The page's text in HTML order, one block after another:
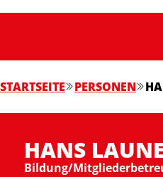
STARTSEITE PERSONEN
HANS
Bildung/